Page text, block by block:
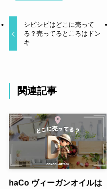
シピシピはどこに売って
る？売ってるところはドン
キ
関連記事
haCo ヴィーガンオイルは